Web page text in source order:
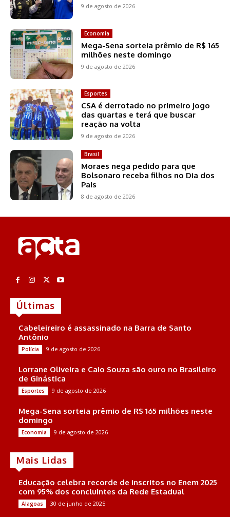
9 de agosto de 2026
Economia
Mega-Sena sorteia prêmio de R$ 165
milhões neste domingo
9 de agosto de 2026
Esportes
CSA é derrotado no primeiro jogo
das quartas e terá que buscar
reação na volta
9 de agosto de 2026
Brasil
Moraes nega pedido para que
Bolsonaro receba filhos no Dia dos
Pais
8 de agosto de 2026
Últimas
Cabeleireiro é assassinado na Barra de Santo
Antônio
Polícia 9 de agosto de 2026
Lorrane Oliveira e Caio Souza são ouro no Brasileiro
de Ginástica
Esportes 9 de agosto de 2026
Mega-Sena sorteia prêmio de R$ 165 milhões neste
domingo
Economia 9 de agosto de 2026
Mais Lidas
Educação celebra recorde de inscritos no Enem 2025
com 95% dos concluintes da Rede Estadual
Alagoas 30 de junho de 2025